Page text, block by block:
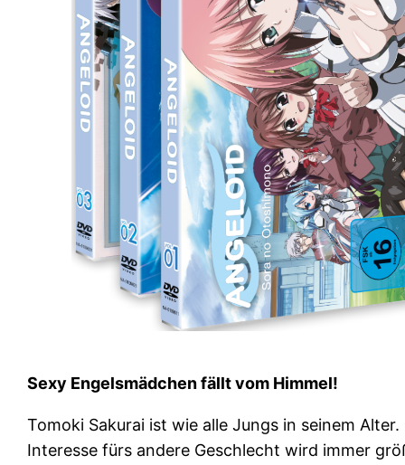
Sexy Engelsmädchen fällt vom Himmel!
Tomoki Sakurai ist wie alle Jungs in seinem Alter.
Interesse fürs andere Geschlecht wird immer